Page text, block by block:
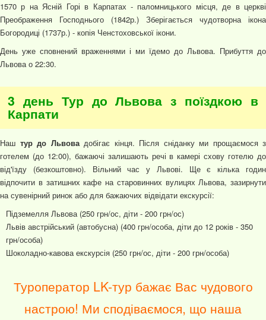
1570 р на Ясній Горі в Карпатах - паломницького місця, де в церкві
Преображення Господнього (1842р.) Зберігається чудотворна ікона
Богородиці (1737р.) - копія Ченстоховської ікони.
День уже сповнений враженнями і ми їдемо до Львова. Прибуття до
Львова о 22:30.
3 день Тур до Львова з поїздкою в
Карпати
Наш тур до Львова добігає кінця. Після сніданку ми прощаємося з
готелем (до 12:00), бажаючі залишають речі в камері схову готелю до
від'їзду (безкоштовно). Вільний час у Львові. Ще є кілька годин
відпочити в затишних кафе на старовинних вулицях Львова, зазирнути
на сувенірний ринок або для бажаючих відвідати екскурсії:
Підземелля Львова (250 грн/ос, діти - 200 грн/ос)
Львів австрійський (автобусна) (400 грн/особа, діти до 12 років - 350
грн/особа)
Шоколадно-кавова екскурсія (250 грн/ос, діти - 200 грн/особа)
Туроператор LK-тур бажає Вас чудового
настрою! Ми сподіваємося, що наша